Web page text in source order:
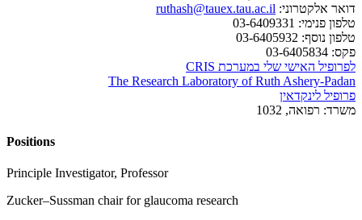
דואר אלקטרוני: ruthash@tauex.tau.ac.il
טלפון פנימי:
טלפון נוסף:
פקס:
לפרופיל האישי שלי במערכת CRIS
The Research Laboratory of Ruth Ashery-Padan
פרופיל לינקדאין
משרד: רפואה, 1032
Positions
Principle Investigator, Professor
Zucker–Sussman chair for glaucoma research